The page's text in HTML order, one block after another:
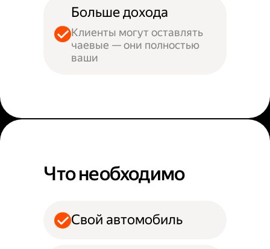
Больше дохода
Клиенты могут оставлять
чаевые — они полностью
ваши
Что необходимо
Свой автомобиль